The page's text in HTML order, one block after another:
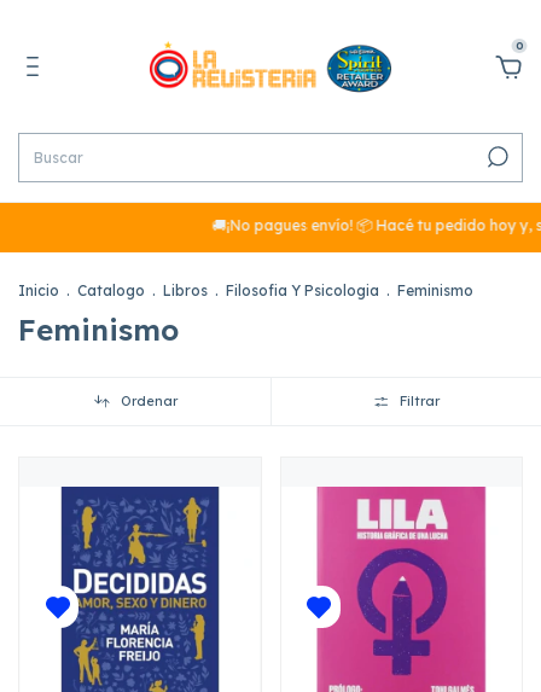
0
🚚¡No pagues envío! 📦 Hacé tu pedido hoy y, si
Inicio . Catalogo . Libros . Filosofia Y Psicologia . Feminismo
Feminismo
Ordenar Filtrar